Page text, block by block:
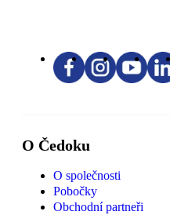
O Čedoku
O společnosti
Pobočky
Obchodní partneři